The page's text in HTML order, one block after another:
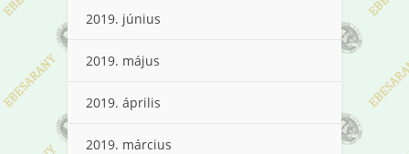
2019. június
2019. május
2019. április
2019. március